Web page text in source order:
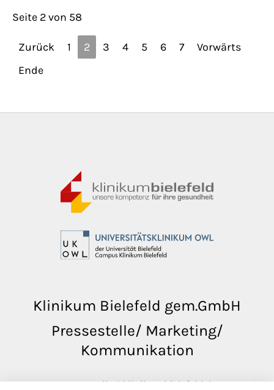
Seite 2 von 58
Zurück 1 2 3 4 5 6 7
Vorwärts
Ende
Klinikum Bielefeld gem.GmbH
Pressestelle/ Marketing/
Kommunikation
pressestelle@klinikumbielefeld.de